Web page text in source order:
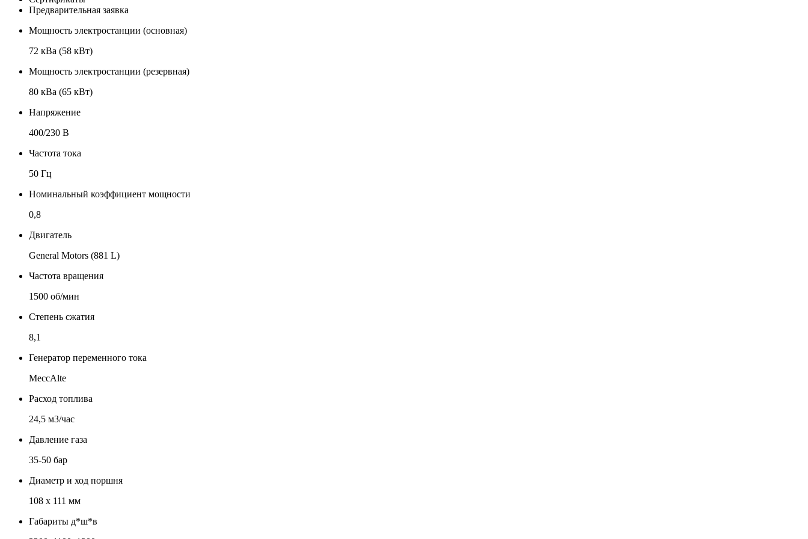
Предварительная заявка
Мощность электростанции (основная)
72 кВа (58 кВт)
Мощность электростанции (резервная)
80 кВа (65 кВт)
Напряжение
400/230 В
Частота тока
50 Гц
Номинальный коэффициент мощности
0,8
Двигатель
General Motors (881 L)
Частота вращения
1500 об/мин
Степень сжатия
8,1
Генератор переменного тока
MeccAlte
Расход топлива
24,5 м3/час
Давление газа
35-50 бар
Диаметр и ход поршня
108 x 111 мм
Габариты д*ш*в